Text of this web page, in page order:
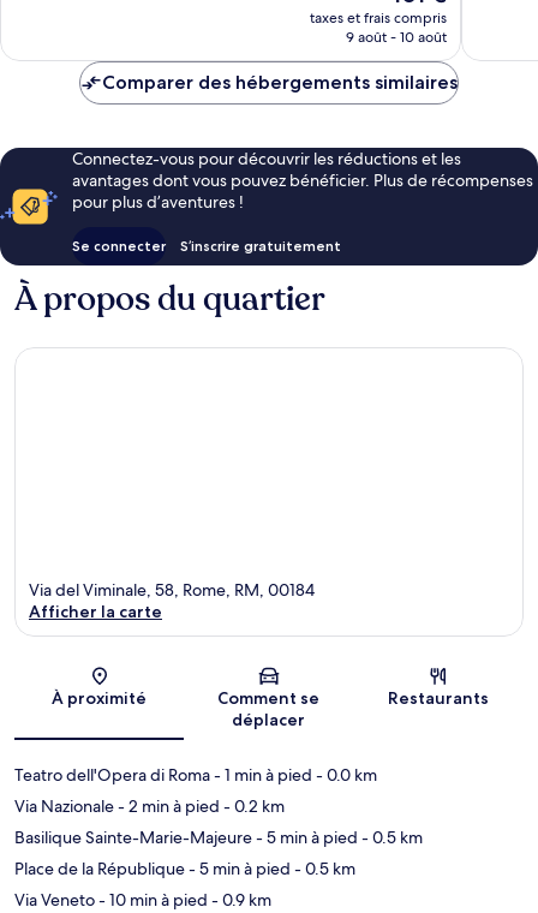
nouveau
prix
de
taxes et frais compris
9 août - 10 août
Comparer des hébergements similaires
Connectez-vous pour découvrir les réductions et les
avantages dont vous pouvez bénéficier. Plus de récompenses
pour plus d’aventures !
Se connecter S’inscrire gratuitement
À propos du quartier
Carte
Via del Viminale, 58, Rome, RM, 00184
Afficher la carte
À proximité
Comment se
déplacer
Restaurants
Teatro dell'Opera di Roma- 1 min à pied - 0.0 km
Via Nazionale- 2 min à pied - 0.2 km
Basilique Sainte-Marie-Majeure- 5 min à pied - 0.5 km
Place de la République- 5 min à pied - 0.5 km
Via Veneto- 10 min à pied - 0.9 km